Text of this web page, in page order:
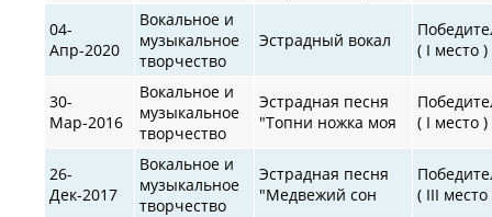
04-
Апр-2020
Вокальное и
музыкальное
творчество
Эстрадный вокал
( I место )
30-
Мар-2016
Вокальное и
музыкальное
творчество
Эстрадная песня
"Топни ножка моя
( I место )
26-
Дек-2017
Вокальное и
музыкальное
творчество
Эстрадная песня
"Медвежий сон
( III место